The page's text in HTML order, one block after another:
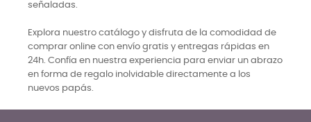
señaladas.
Explora nuestro catálogo y disfruta de la comodidad de
comprar online con envío gratis y entregas rápidas en
24h. Confía en nuestra experiencia para enviar un abrazo
en forma de regalo inolvidable directamente a los
nuevos papás.